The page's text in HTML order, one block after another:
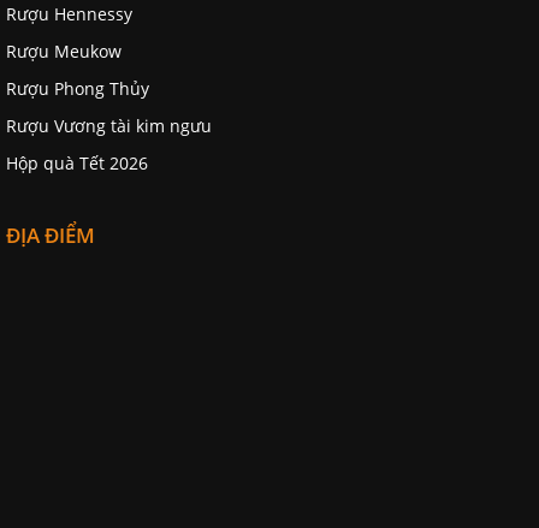
Rượu Hennessy
Rượu Meukow
Rượu Phong Thủy
Rượu Vương tài kim ngưu
Hộp quà Tết 2026
ĐỊA ĐIỂM